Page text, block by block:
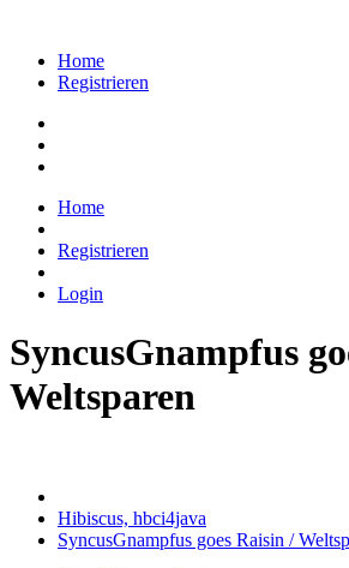
Home
Registrieren
Home
Registrieren
Login
SyncusGnampfus
Weltsparen
Hibiscus, hbci4java
SyncusGnampfus goes Raisin /